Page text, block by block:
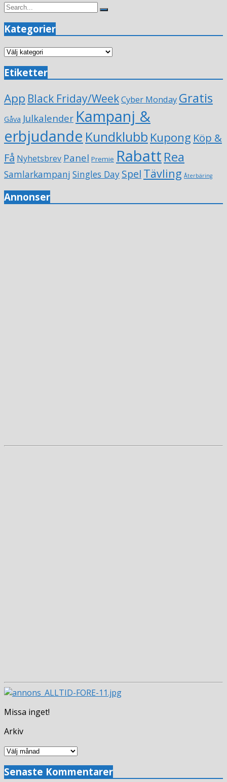
Search
Search
Kategorier
Kategorier
Etiketter
App Black Friday/WeekCyber Monday Gratis
Gåva Julkalender Kampanj &
erbjudande Kundklubb Kupong Köp &
Få Nyhetsbrev Panel Premie Rabatt Rea
Samlarkampanj Singles Day Spel Tävling Återbäring
Annonser
Missa inget!
Arkiv
Arkiv
Senaste Kommentarer